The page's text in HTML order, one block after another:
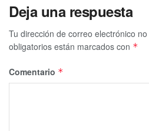
Deja una respuesta
Tu dirección de correo electrónico
obligatorios están marcados con *
Comentario *